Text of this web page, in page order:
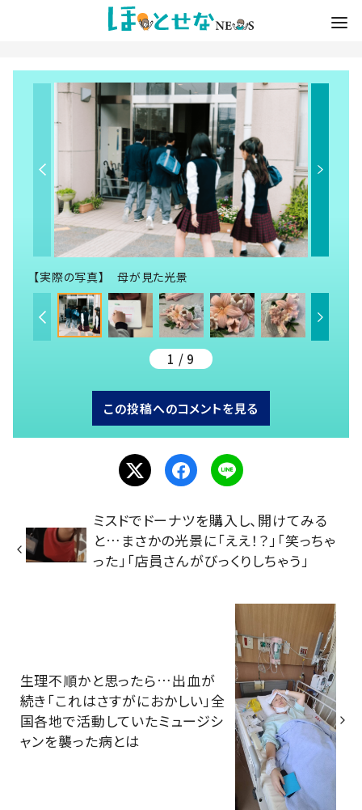
【実際の写真】 母が見た光景
1 / 9
この投稿へのコメントを見る
ミスドでドーナツを購入し、開けてみる
と…まさかの光景に「ええ！？」「笑っちゃ
った」「店員さんがびっくりしちゃう」
生理不順かと思ったら…出血が
続き「これはさすがにおかしい」全
国各地で活動していたミュージシ
ャンを襲った病とは